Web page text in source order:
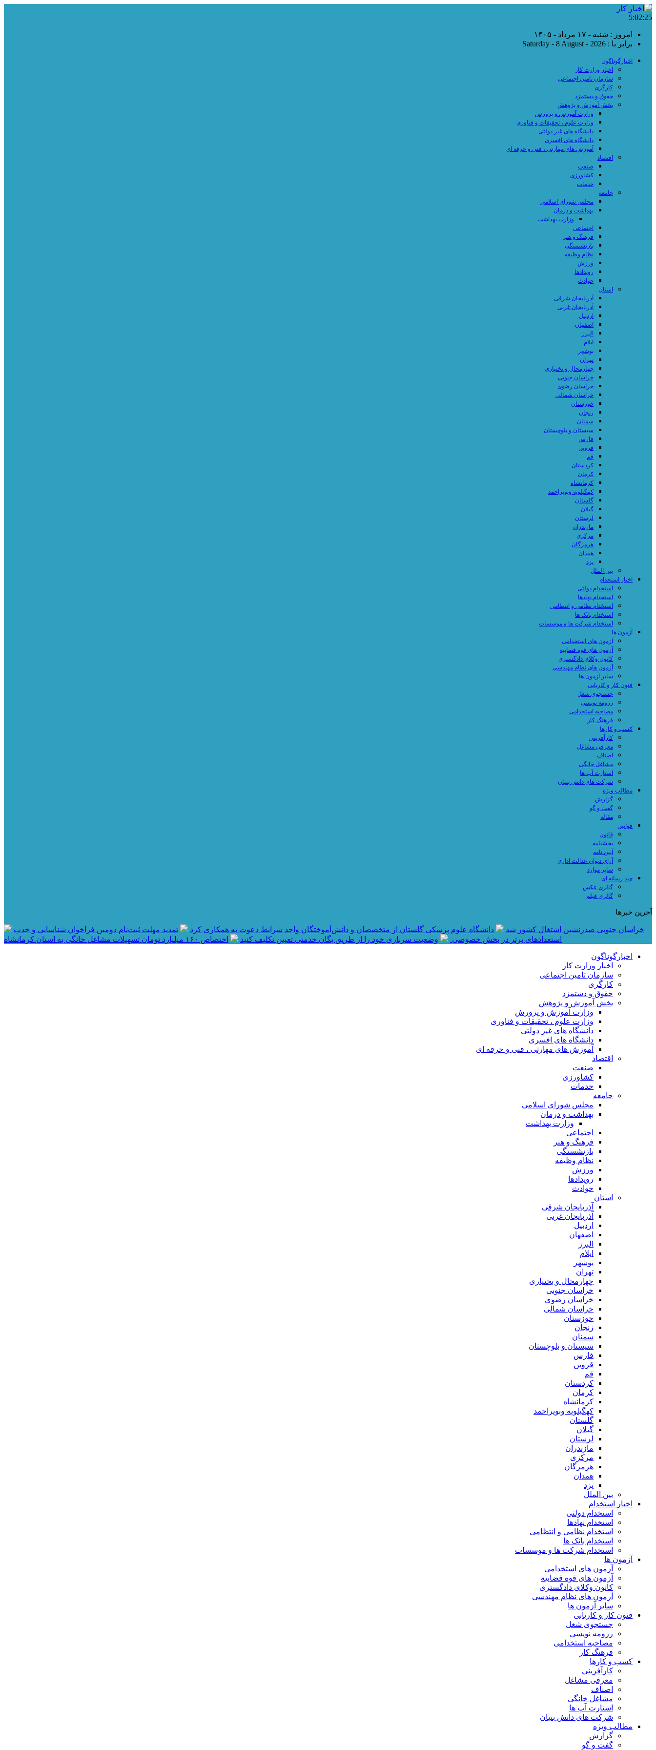
5:02:26
امروز : شنبه - ۱۷ مرداد - ۱۴۰۵
برابر با : Saturday - 8 August - 2026
اخبارگوناگون
اخبار وزارت کار
سازمان تامین اجتماعی
کارگری
حقوق و دستمزد
بخش آموزش و پژوهش
وزارت آموزش و پرورش
وزارت علوم ، تحقیقات و فناوری
دانشگاه های غیر دولتی
دانشگاه های افسری
آموزش های مهارتی ، فنی و حرفه ای
اقتصاد
صنعت
کشاورزی
خدمات
جامعه
مجلس شورای اسلامی
بهداشت و درمان
وزارت بهداشت
اجتماعی
فرهنگ و هنر
بازنشستگی
نظام وظیفه
ورزش
رویدادها
حوادث
استان
آذربایجان شرقی
آذربایجان غربی
اردبیل
اصفهان
البرز
ایلام
بوشهر
تهران
چهارمحال و بختیاری
خراسان جنوبی
خراسان رضوی
خراسان شمالی
خوزستان
زنجان
سمنان
سیستان و بلوچستان
فارس
قزوین
قم
کردستان
کرمان
کرمانشاه
کهگیلویه وبویراحمد
گلستان
گیلان
لرستان
مازندران
مرکزی
هرمزگان
همدان
یزد
بین الملل
اخبار استخدام
استخدام دولتی
استخدام نهادها
استخدام نظامی و انتظامی
استخدام بانک ها
استخدام شرکت ها و موسسات
آزمون ها
آزمون های استخدامی
آزمون های قوه قضاییه
کانون وکلای دادگستری
آزمون های نظام مهندسی
سایر آزمون ها
فنون کار و کاریابی
جستجوی شغل
رزومه نویسی
مصاحبه استخدامی
فرهنگ کار
کسب و کارها
کارآفرینی
معرفی مشاغل
اصناف
مشاغل خانگی
استارت آپ ها
شرکت های دانش بنیان
مطالب ویژه
گزارش
گفت و گو
مقاله
قوانین
قانون
بخشنامه
آیین نامه
آرای دیوان عدالت اداری
سایر موارد
چند رسانه ای
گالری عکس
گالری فیلم
آخرین خبرها
خراسان جنوبی صدرنشین اشتغال کشور شد دانشگاه علوم پزشکی گلستان از متخصصان و دانش‌آموختگان واجد شرایط دعوت به همکاری کرد
تمدید مهلت ثبت‌نام دومین فراخوان شناسایی و جذب
استعدادهای برتر در بخش خصوصی
وضعیت سربازی خود را از طریق یگان خدمتی تعیین تکلیف کنید اختصاص ۱۶۰ میلیارد تومان تسهیلات مشاغل خانگی به استان کرمانشاه
اخبارگوناگون
اخبار وزارت کار
سازمان تامین اجتماعی
کارگری
حقوق و دستمزد
بخش آموزش و پژوهش
وزارت آموزش و پرورش
وزارت علوم ، تحقیقات و فناوری
دانشگاه های غیر دولتی
دانشگاه های افسری
آموزش های مهارتی ، فنی و حرفه ای
اقتصاد
صنعت
کشاورزی
خدمات
جامعه
مجلس شورای اسلامی
بهداشت و درمان
وزارت بهداشت
اجتماعی
فرهنگ و هنر
بازنشستگی
نظام وظیفه
ورزش
رویدادها
حوادث
استان
آذربایجان شرقی
آذربایجان غربی
اردبیل
اصفهان
البرز
ایلام
بوشهر
تهران
چهارمحال و بختیاری
خراسان جنوبی
خراسان رضوی
خراسان شمالی
خوزستان
زنجان
سمنان
سیستان و بلوچستان
فارس
قزوین
قم
کردستان
کرمان
کرمانشاه
کهگیلویه وبویراحمد
گلستان
گیلان
لرستان
مازندران
مرکزی
هرمزگان
همدان
یزد
بین الملل
اخبار استخدام
استخدام دولتی
استخدام نهادها
استخدام نظامی و انتظامی
استخدام بانک ها
استخدام شرکت ها و موسسات
آزمون ها
آزمون های استخدامی
آزمون های قوه قضاییه
کانون وکلای دادگستری
آزمون های نظام مهندسی
سایر آزمون ها
فنون کار و کاریابی
جستجوی شغل
رزومه نویسی
مصاحبه استخدامی
فرهنگ کار
کسب و کارها
کارآفرینی
معرفی مشاغل
اصناف
مشاغل خانگی
استارت آپ ها
شرکت های دانش بنیان
مطالب ویژه
گزارش
گفت و گو